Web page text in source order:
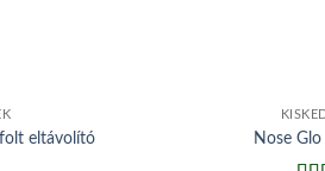
eltávolító
Nose